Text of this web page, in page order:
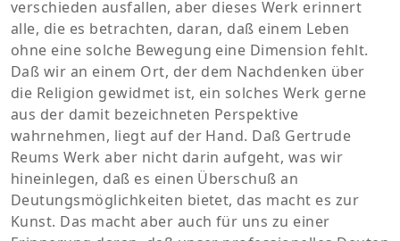
verschieden ausfallen, aber dieses Werk erinnert
alle, die es betrachten, daran, daß einem Leben
ohne eine solche Bewegung eine Dimension fehlt.
Daß wir an einem Ort, der dem Nachdenken über
die Religion gewidmet ist, ein solches Werk gerne
aus der damit bezeichneten Perspektive
wahrnehmen, liegt auf der Hand. Daß Gertrude
Reums Werk aber nicht darin aufgeht, was wir
hineinlegen, daß es einen Überschuß an
Deutungsmöglichkeiten bietet, das macht es zur
Kunst. Das macht aber auch für uns zu einer